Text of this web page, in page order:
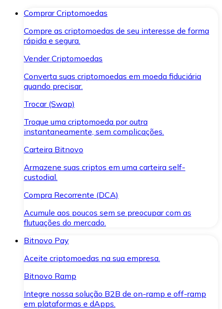
Comprar Criptomoedas
Compre as criptomoedas de seu interesse de forma
rápida e segura.
Vender Criptomoedas
Converta suas criptomoedas em moeda fiduciária
quando precisar.
Trocar (Swap)
Troque uma criptomoeda por outra
instantaneamente, sem complicações.
Carteira Bitnovo
Armazene suas criptos em uma carteira self-
custodial.
Compra Recorrente (DCA)
Acumule aos poucos sem se preocupar com as
flutuações do mercado.
Bitnovo Pay
Aceite criptomoedas na sua empresa.
Bitnovo Ramp
Integre nossa solução B2B de on-ramp e off-ramp
em plataformas e dApps.